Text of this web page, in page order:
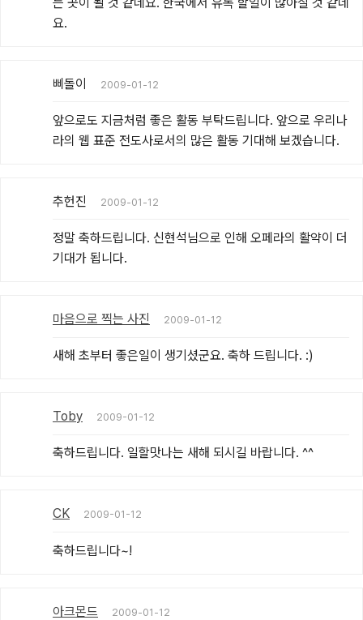
요.
삐돌이 2009-01-12
앞으로도 지금처럼 좋은 활동 부탁드립니다. 앞으로 우리나
라의 웹 표준 전도사로서의 많은 활동 기대해 보겠습니다.
추헌진 2009-01-12
정말 축하드립니다. 신현석님으로 인해 오페라의 활약이 더
기대가 됩니다.
마음으로 찍는 사진 2009-01-12
새해 초부터 좋은일이 생기셨군요. 축하 드립니다. :)
Toby 2009-01-12
축하드립니다. 일할맛나는 새해 되시길 바랍니다. ^^
CK 2009-01-12
축하드립니다~!
아크몬드 2009-01-12